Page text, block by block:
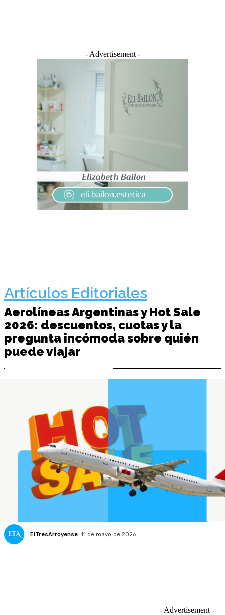
- Advertisement -
Artículos Editoriales
Aerolíneas Argentinas y Hot Sale
2026: descuentos, cuotas y la
pregunta incómoda sobre quién
puede viajar
ElTresArroyense 11 de mayo de 2026
- Advertisement -